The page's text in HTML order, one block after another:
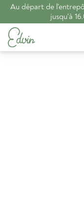
Au départ de
jusqu'à